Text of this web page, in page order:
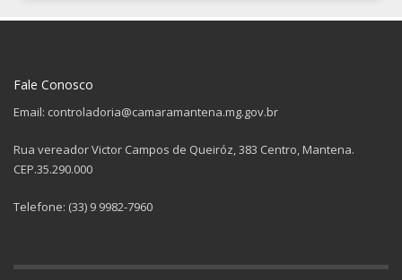
Fale Conosco
Email: controladoria@camaramantena.mg.gov.br
Rua vereador Victor Campos de Queiróz, 383 Centro, Mantena.
CEP.35.290.000
Telefone: (33) 9 9982-7960